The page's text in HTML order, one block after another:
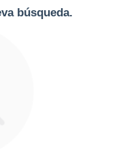
búsqueda.